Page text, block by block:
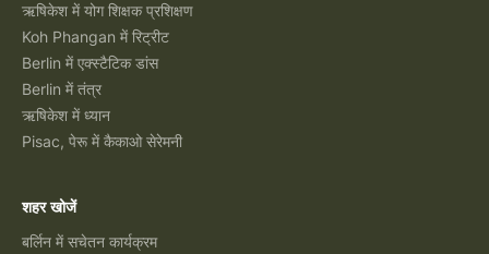
ऋषिकेश में योग शिक्षक प्रशिक्षण
Koh Phangan में रिट्रीट
Berlin में एक्स्टैटिक डांस
Berlin में तंत्र
ऋषिकेश में ध्यान
Pisac, पेरू में कैकाओ सेरेमनी
शहर खोजें
बर्लिन में सचेतन कार्यक्रम